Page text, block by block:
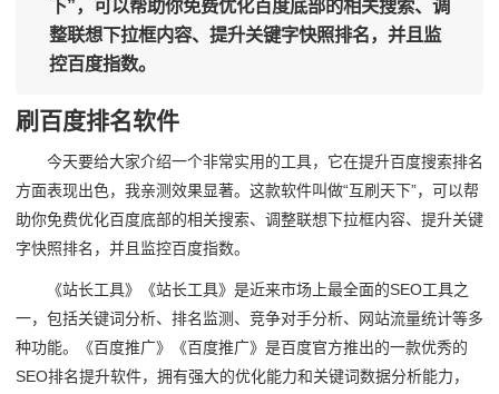
下”，可以帮助你免费优化百度底部的相关搜索、调
整联想下拉框内容、提升关键字快照排名，并且监
控百度指数。
刷百度排名软件
今天要给大家介绍一个非常实用的工具，它在提升百度搜索排名
方面表现出色，我亲测效果显著。这款软件叫做“互刷天下”，可以帮
助你免费优化百度底部的相关搜索、调整联想下拉框内容、提升关键
字快照排名，并且监控百度指数。
《站长工具》《站长工具》是近来市场上最全面的SEO工具之
一，包括关键词分析、排名监测、竞争对手分析、网站流量统计等多
种功能。《百度推广》《百度推广》是百度官方推出的一款优秀的
SEO排名提升软件，拥有强大的优化能力和关键词数据分析能力，